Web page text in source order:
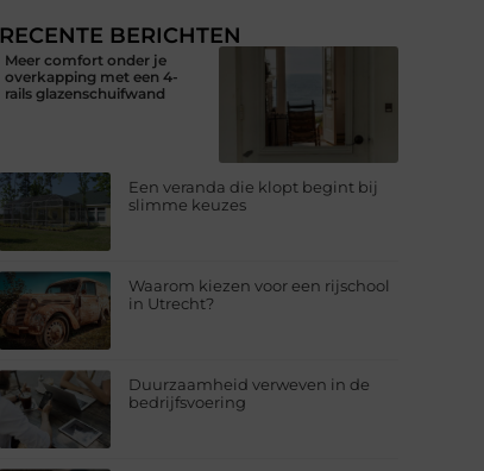
RECENTE BERICHTEN
Meer comfort onder je
overkapping met een 4-
rails glazenschuifwand
Een veranda die klopt begint bij
slimme keuzes
Waarom kiezen voor een rijschool
in Utrecht?
Duurzaamheid verweven in de
bedrijfsvoering